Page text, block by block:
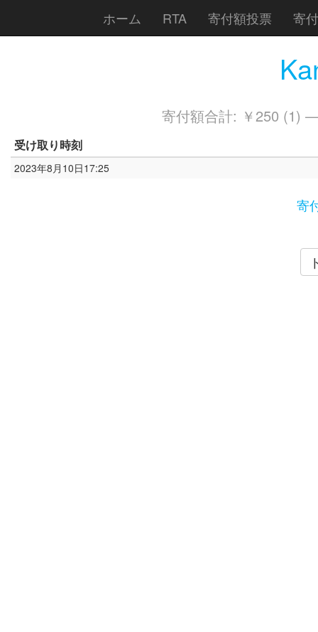
ホーム RTA 寄付額投票 寄
寄付額合計: ￥250 (1)
受け取り時刻
2023年8月10日17:25
寄